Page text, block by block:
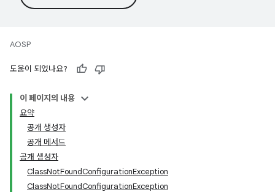
AOSP
도움이 되었나요?
이 페이지의 내용
요약
공개 생성자
공개 메서드
공개 생성자
ClassNotFoundConfigurationException
ClassNotFoundConfigurationException